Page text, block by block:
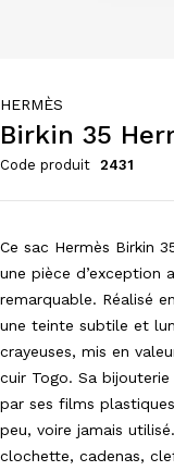
HERMÈS
Birkin 35
Code produit 2431
Ce sac Hermès Birkin
une pièce d’exception
remarquable. Réalisé
une teinte subtile et
crayeuses, mis en
cuir Togo. Sa
par ses films
peu, voire jamais
clochette, cadenas,